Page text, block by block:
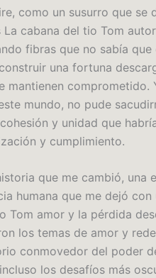
como un susurro que se
cabana del tio Tom
fibras que no sabía
una fortuna
mantienen comprometido.
mundo, no pude
y unidad que
y cumplimiento.
que me cambió, una
humana que me dejó con
Tom amor y la pérdida
los temas de amor y
conmovedor del poder
los desafíos más